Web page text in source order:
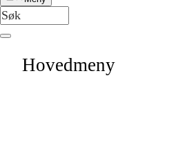
Hovedmeny